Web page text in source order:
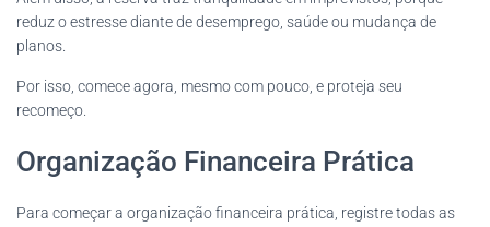
reduz o estresse diante de desemprego, saúde ou mudança de
planos.
Por isso, comece agora, mesmo com pouco, e proteja seu
recomeço.
Organização Financeira Prática
Para começar a organização financeira prática, registre todas as